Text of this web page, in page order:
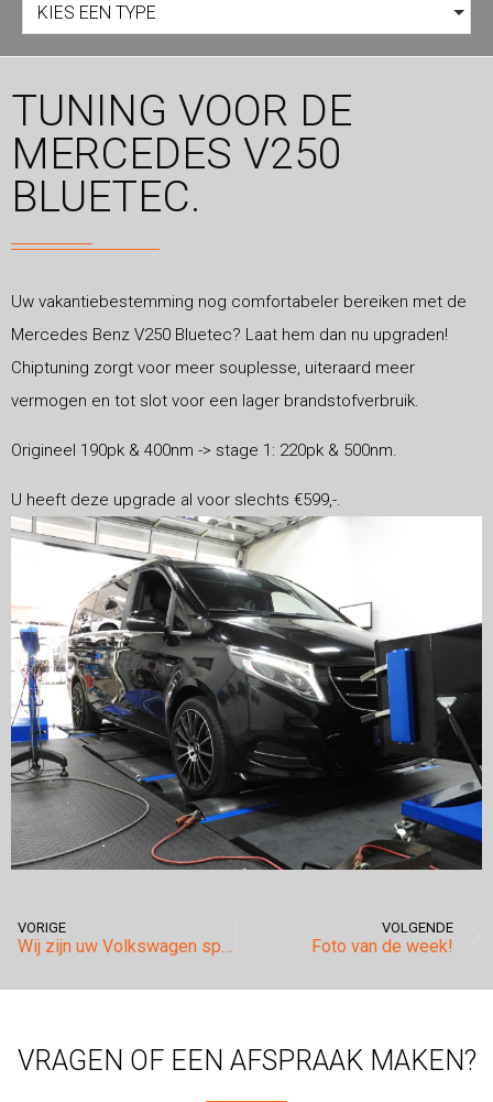
KIES EEN TYPE
TUNING VOOR DE
MERCEDES V250
BLUETEC.
Uw vakantiebestemming nog comfortabeler bereiken met de
Mercedes Benz V250 Bluetec? Laat hem dan nu upgraden!
Chiptuning zorgt voor meer souplesse, uiteraard meer
vermogen en tot slot voor een lager brandstofverbruik.
Origineel 190pk & 400nm -> stage 1: 220pk & 500nm.
U heeft deze upgrade al voor slechts €599,-.
VORIGE
Wij zijn uw Volkswagen specialist!
VOLGENDE
Foto van de week!
VRAGEN OF EEN AFSPRAAK MAKEN?